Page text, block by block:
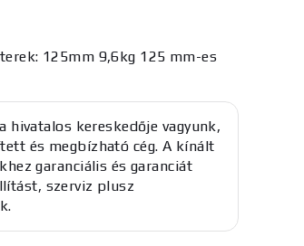
125mm 9,6kg 125 mm-es
hivatalos kereskedője vagyunk,
és megbízható cég. A kínált
garanciális és garanciát
szerviz plusz